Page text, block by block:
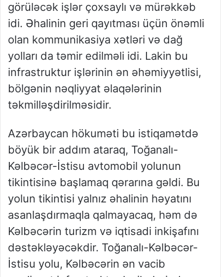
görüləcək işlər çoxsaylı və mürəkkəb
idi. Əhalinin geri qayıtması üçün önəmli
olan kommunikasiya xətləri və dağ
yolları da təmir edilməli idi. Lakin bu
infrastruktur işlərinin ən əhəmiyyətlisi,
bölgənin nəqliyyat əlaqələrinin
təkmilləşdirilməsidir.
Azərbaycan hökuməti bu istiqamətdə
böyük bir addım ataraq, Toğanalı-
Kəlbəcər-İstisu avtomobil yolunun
tikintisinə başlamaq qərarına gəldi. Bu
yolun tikintisi yalnız əhalinin həyatını
asanlaşdırmaqla qalmayacaq, həm də
Kəlbəcərin turizm və iqtisadi inkişafını
dəstəkləyəcəkdir. Toğanalı-Kəlbəcər-
İstisu yolu, Kəlbəcərin ən vacib